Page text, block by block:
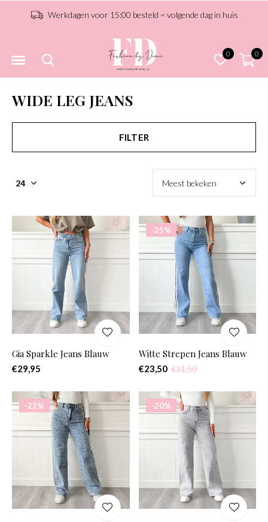
0 0
Iedere week nieuwe collectie!
WIDE LEG JEANS
FILTER
Gia Sparkle Jeans Blauw
€29,95
-25%
Witte Strepen Jeans Blauw
€23,50 €31,50
-22% -20%